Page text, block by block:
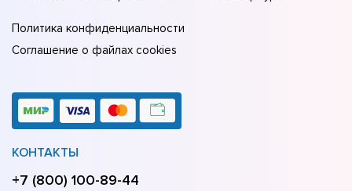
Политика конфиденциальности
Соглашение о файлах cookies
КОНТАКТЫ
+7 (800) 100-89-44